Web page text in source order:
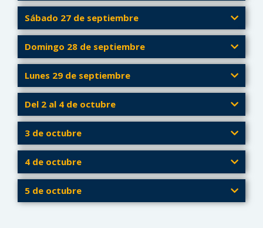
Sábado 27 de septiembre
Domingo 28 de septiembre
Lunes 29 de septiembre
Del 2 al 4 de octubre
3 de octubre
4 de octubre
5 de octubre